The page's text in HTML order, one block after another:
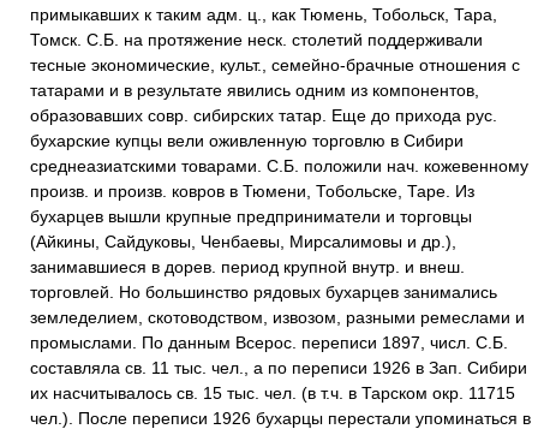
примыкавших к таким адм. ц., как Тюмень, Тобольск, Тара,
Томск. С.Б. на протяжение неск. столетий поддерживали
тесные экономические, культ., семейно-брачные отношения с
татарами и в результате явились одним из компонентов,
образовавших совр. сибирских татар. Еще до прихода рус.
бухарские купцы вели оживленную торговлю в Сибири
среднеазиатскими товарами. С.Б. положили нач. кожевенному
произв. и произв. ковров в Тюмени, Тобольске, Таре. Из
бухарцев вышли крупные предприниматели и торговцы
(Айкины, Сайдуковы, Ченбаевы, Мирсалимовы и др.),
занимавшиеся в дорев. период крупной внутр. и внеш.
торговлей. Но большинство рядовых бухарцев занимались
земледелием, скотоводством, извозом, разными ремеслами и
промыслами. По данным Всерос. переписи 1897, числ. С.Б.
составляла св. 11 тыс. чел., а по переписи 1926 в Зап. Сибири
их насчитывалось св. 15 тыс. чел. (в т.ч. в Тарском окр. 11715
чел.). После переписи 1926 бухарцы перестали упоминаться в